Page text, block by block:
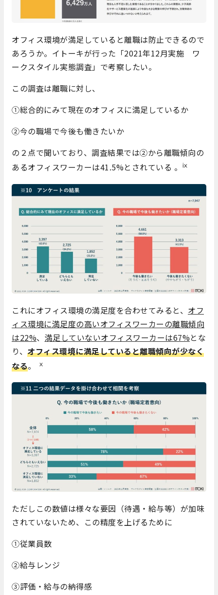
オフィス環境が満足していると離職は防止できるので
あろうか。イトーキが行った「2021年12月実施 ワ
ークスタイル実態調査」で考察したい。
この調査は離職に対し、
①総合的にみて現在のオフィスに満足しているか
②今の職場で今後も働きたいか
の２点で聞いており、調査結果では②から離職傾向の
あるオフィスワーカーは41.5%とされている 。 ⅸ
これにオフィス環境の満足度を合わせてみると、 オフ
ィス環境に満足度の高いオフィスワーカーの離職傾向
は22%、 満足していないオフィスワーカーは67%とな
り、 オフィス環境に満足していると離職傾向が少なく
なる。 ⅹ
ただしこの数値は様々な要因（待遇・給与等）が加味
されていないため、この精度を上げるために
①従業員数
②給与レンジ
③評価・給与の納得感